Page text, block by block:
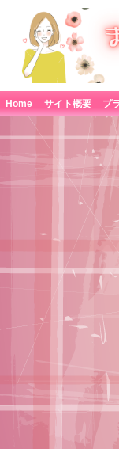
Home サイト概要 プ